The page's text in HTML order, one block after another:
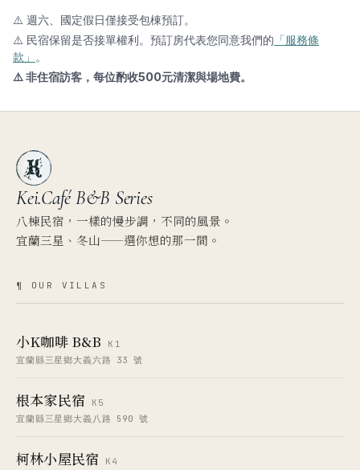
⚠️ 週六、國定假日僅接受包棟預訂。
⚠️ 民宿保留是否接單權利。預訂房代表您同意我們的 「服務條
款」 。
⚠️ 非住宿訪客，每位酌收500元清潔與場地費。
Kei.CaféB&B Series
八棟民宿，一樣的慢步調，不同的風景。
宜蘭三星、冬山——選你想的那一間。
¶ OUR VILLAS
小K咖啡 B&B
K1
宜蘭縣三星鄉大義六路 33 號
根本家民宿
K5
宜蘭縣三星鄉大義八路 590 號
柯林小屋民宿
K4